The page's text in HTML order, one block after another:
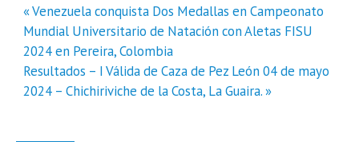
Navegación
de
entradas
« Venezuela conquista Dos Medallas en Campeonato
Mundial Universitario de Natación con Aletas FISU
2024 en Pereira, Colombia
Resultados – I Válida de Caza de Pez León 04 de mayo
2024 – Chichiriviche de la Costa, La Guaira. »